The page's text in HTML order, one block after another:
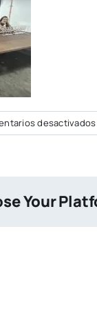
desactivados
Your